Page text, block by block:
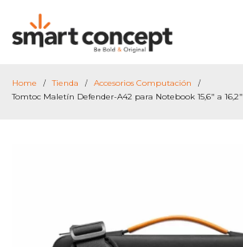
Home / Tienda / Accesorios Computación /
Tomtoc Maletín Defender-A42 para Notebook 15,6″ a 16,2″